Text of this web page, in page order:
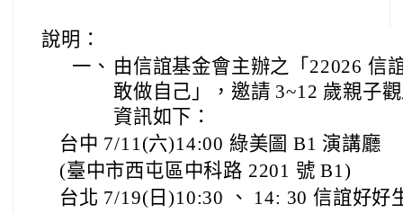
說明：
一、 由信誼基金會主辦之「22026 信
敢做自己」，邀請 3~12 歲親子
資訊如下：
台中 7/11(六)14:00 綠美圖 B1 演講廳
(臺中市西屯區中科路 2201 號 B1)
台北 7/19(日)10:30 、 14: 30 信誼好好